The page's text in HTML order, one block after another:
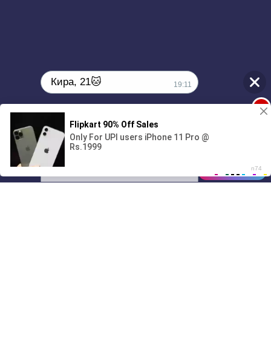
01/07
00:00
Кира, 21🐱 19:11
Поиграешь со мной? 💖🐾
1